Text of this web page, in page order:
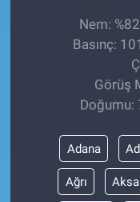
Nem:
Basınç:
Görüş
Doğumu:
Adana
Ağrı